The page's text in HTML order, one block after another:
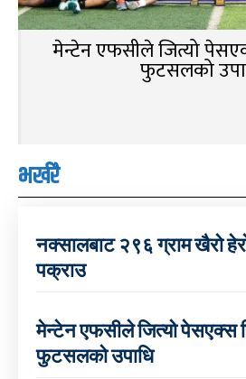
मेन्टेन एफसीले जित्यो
फुटसलको
भर्खरै
नक्सालबाट २९६ ग्राम खैरो
पक्राउ
मेन्टेन एफसीले जित्यो पेसएक्स
फुटसलको उपाधि